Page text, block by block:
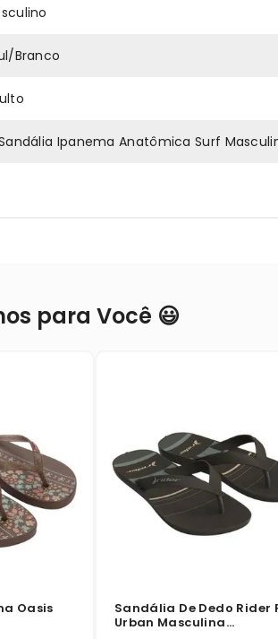
Branco
Ipanema Anatômica Surf
para Você 😃
Oasis
Sandália De Dedo Rider
Urban Masculina